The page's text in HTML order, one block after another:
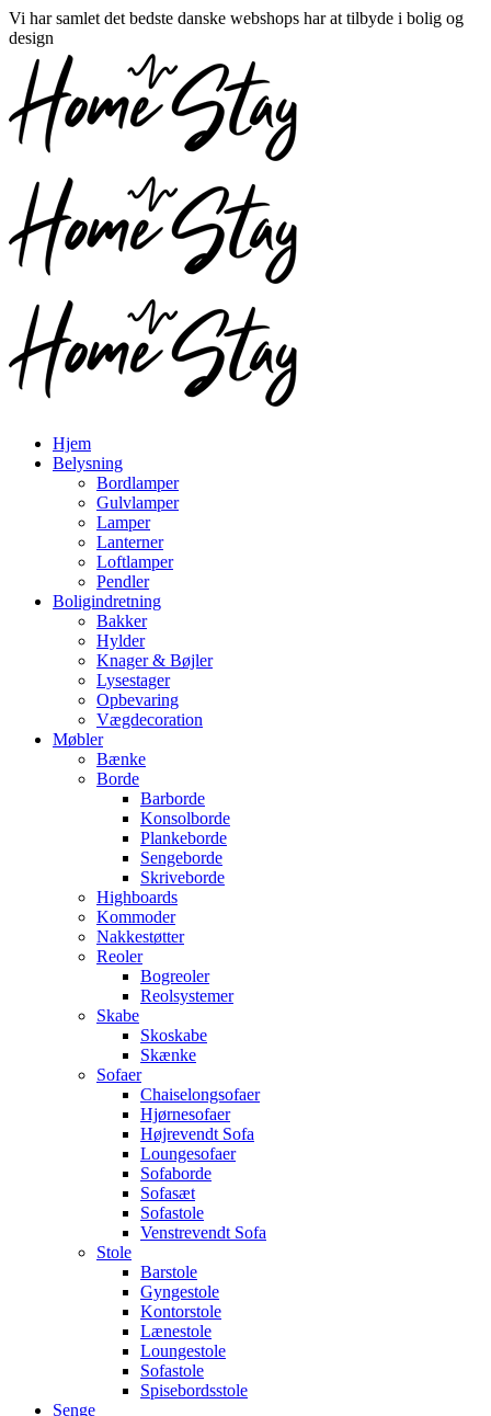
Vi har samlet det bedste danske webshops har at tilbyde i bolig og
design
Hjem
Belysning
Bordlamper
Gulvlamper
Lamper
Lanterner
Loftlamper
Pendler
Boligindretning
Bakker
Hylder
Knager & Bøjler
Lysestager
Opbevaring
Vægdecoration
Møbler
Bænke
Borde
Barborde
Konsolborde
Plankeborde
Sengeborde
Skriveborde
Highboards
Kommoder
Nakkestøtter
Reoler
Bogreoler
Reolsystemer
Skabe
Skoskabe
Skænke
Sofaer
Chaiselongsofaer
Hjørnesofaer
Højrevendt Sofa
Loungesofaer
Sofaborde
Sofasæt
Sofastole
Venstrevendt Sofa
Stole
Barstole
Gyngestole
Kontorstole
Lænestole
Loungestole
Sofastole
Spisebordsstole
Senge